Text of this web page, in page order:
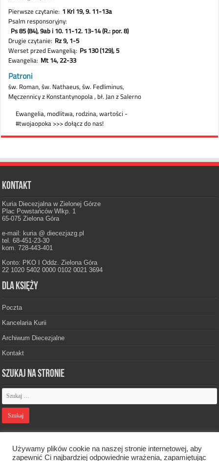
Kontakt
Kuria Diecezjalna w Zielonej Górze
Plac Powstańców Wlkp. 1
65-075 Zielona Góra
e-mail: kuria @ diecezjazg.pl
tel. 68-451-23-30
kom. 728-443-401
Konto: PKO I Oddz. Zielona Góra
22 1020 5402 0000 0102 0021 3694
Dla księży
Poczta
Kancelaria Kurii
Archiwum Diecezjalne
Kontakt
Szukaj na stronie
Używamy plików cookie na naszej stronie internetowej, aby
zapewnić Ci najbardziej odpowiednie wrażenia, zapamiętując